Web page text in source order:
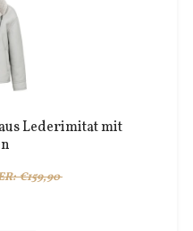
Lederimitat mit
€159,90